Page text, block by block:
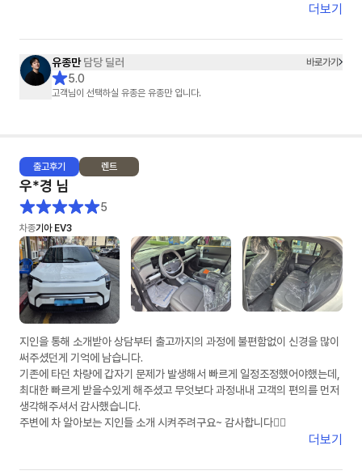
없어서 신뢰가 갔습니다. 궁금한 점이 있을 때마다 피드백도 정말 빠르셔서
무엇보다 상담하면서 느낀 건 사람이 정말 좋으시다는 점이었습니다. 단순히
계약만 하는 느낌이 아니라 끝까지 책임지고 챙겨주시는 느낌이라 더 믿고
진행할 수 있었습니다.
더보기
유종만 담당 딜러 바로가기
5.0
고객님이 선택하실 유종은 유종만 입니다.
출고후기 렌트
우*경 님
5
차종기아 EV3
지인을 통해 소개받아 상담부터 출고까지의 과정에 불편함없이 신경을 많이
써주셨던게 기억에 남습니다.
기존에 타던 차량에 갑자기 문제가 발생해서 빠르게 일정조정했어야했는데,
최대한 빠르게 받을수있게 해주셨고 무엇보다 과정내내 고객의 편의를 먼저
생각해주셔서 감사했습니다.
주변에 차 알아보는 지인들 소개 시켜주려구요~ 감사합니다👍🏻
더보기